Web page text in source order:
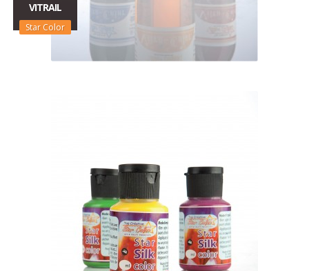
VITRAIL
Star Color